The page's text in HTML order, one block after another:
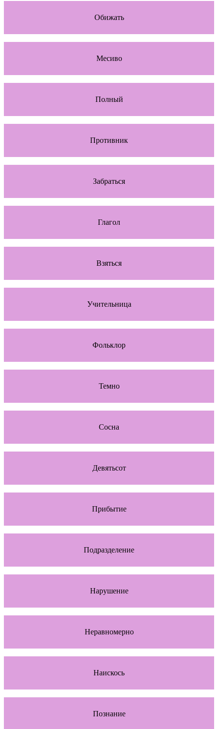
Обижать
Месиво
Полный
Противник
Забраться
Глагол
Взяться
Учительница
Фольклор
Темно
Сосна
Девятьсот
Прибытие
Подразделение
Нарушение
Неравномерно
Наискось
Познание